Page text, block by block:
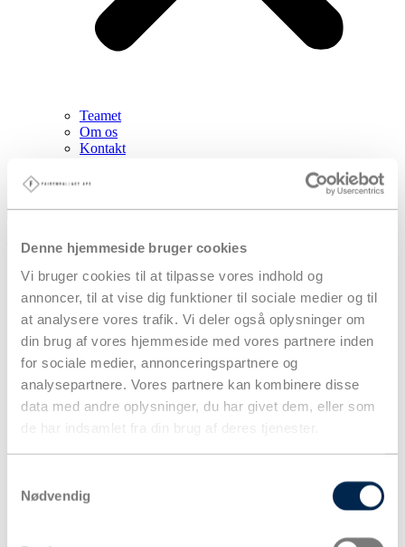
Denne hjemmeside bruger cookies
Vi bruger cookies til at tilpasse vores indhold og
annoncer, til at vise dig funktioner til sociale medier og til
at analysere vores trafik. Vi deler også oplysninger om
din brug af vores hjemmeside med vores partnere inden
for sociale medier, annonceringspartnere og
analysepartnere. Vores partnere kan kombinere disse
data med andre oplysninger, du har givet dem, eller som
de har indsamlet fra din brug af deres tjenester.
Nødvendig
Teamet
Om os
Kontakt
PPWR og producentansvar
0,00kr. 0